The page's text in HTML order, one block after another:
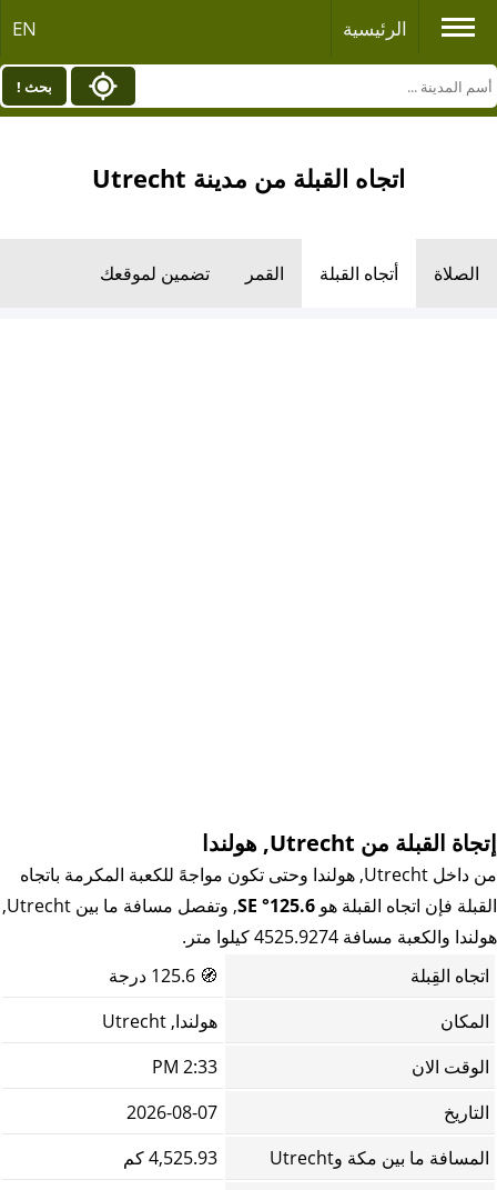
الرئيسية EN
بحث !
اتجاه القبلة من مدينة Utrecht
الصلاة أتجاه القبلة القمر تضمين لموقعك
إتجاة القبلة من Utrecht, هولندا
من داخل Utrecht, هولندا وحتى تكون مواجهً للكعبة المكرمة باتجاه
القبلة فإن اتجاه القبلة هو 125.6° SE
, وتفصل مسافة ما بين Utrecht,
هولندا والكعبة مسافة 4525.9274 كيلوا متر.
اتجاه القِبلة
🧭
المكان
هولندا, Utrecht
الوقت الان
2:33 PM
التاريخ
2026-08-07
المسافة ما بين مكة وUtrecht
4,525.93 كم